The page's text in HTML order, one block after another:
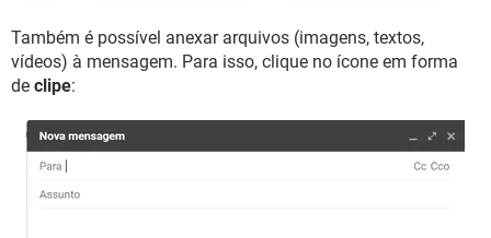
Também é possível anexar arquivos (imagens, textos,
vídeos) à mensagem. Para isso, clique no ícone em forma
de clipe: